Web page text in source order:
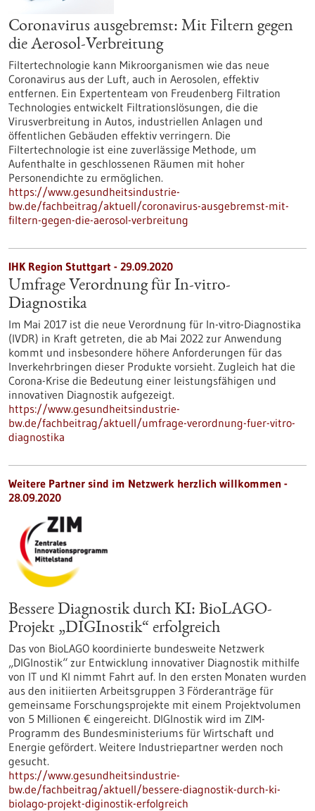
Coronavirus ausgebremst: Mit Filtern gegen
die Aerosol-Verbreitung
Filtertechnologie kann Mikroorganismen wie das neue
Coronavirus aus der Luft, auch in Aerosolen, effektiv
entfernen. Ein Expertenteam von Freudenberg Filtration
Technologies entwickelt Filtrationslösungen, die die
Virusverbreitung in Autos, industriellen Anlagen und
öffentlichen Gebäuden effektiv verringern. Die
Filtertechnologie ist eine zuverlässige Methode, um
Aufenthalte in geschlossenen Räumen mit hoher
Personendichte zu ermöglichen.
https://www.gesundheitsindustrie-
bw.de/fachbeitrag/aktuell/coronavirus-ausgebremst-mit-
filtern-gegen-die-aerosol-verbreitung
IHK Region Stuttgart - 29.09.2020
Umfrage Verordnung für In-vitro-
Diagnostika
Im Mai 2017 ist die neue Verordnung für In-vitro-Diagnostika
(IVDR) in Kraft getreten, die ab Mai 2022 zur Anwendung
kommt und insbesondere höhere Anforderungen für das
Inverkehrbringen dieser Produkte vorsieht. Zugleich hat die
Corona-Krise die Bedeutung einer leistungsfähigen und
innovativen Diagnostik aufgezeigt.
https://www.gesundheitsindustrie-
bw.de/fachbeitrag/aktuell/umfrage-verordnung-fuer-vitro-
diagnostika
Weitere Partner sind im Netzwerk herzlich willkommen -
28.09.2020
Bessere Diagnostik durch KI: BioLAGO-
Projekt „DIGInostik“ erfolgreich
Das von BioLAGO koordinierte bundesweite Netzwerk
„DIGInostik“ zur Entwicklung innovativer Diagnostik mithilfe
von IT und KI nimmt Fahrt auf. In den ersten Monaten wurden
aus den initiierten Arbeitsgruppen 3 Förderanträge für
gemeinsame Forschungsprojekte mit einem Projektvolumen
von 5 Millionen € eingereicht. DIGInostik wird im ZIM-
Programm des Bundesministeriums für Wirtschaft und
Energie gefördert. Weitere Industriepartner werden noch
gesucht.
https://www.gesundheitsindustrie-
bw.de/fachbeitrag/aktuell/bessere-diagnostik-durch-ki-
biolago-projekt-diginostik-erfolgreich